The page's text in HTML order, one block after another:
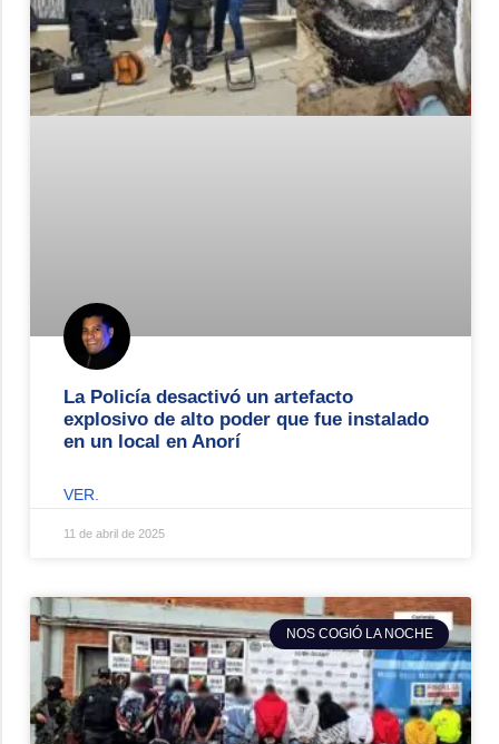
La Policía desactivó un artefacto
explosivo de alto poder que fue instalado
en un local en Anorí
VER.
11 de abril de 2025
NOS COGIÓ LA NOCHE